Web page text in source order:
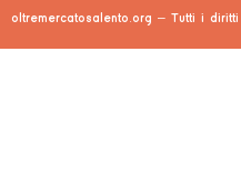
oltremercatosalento.org – Tutti i diritti